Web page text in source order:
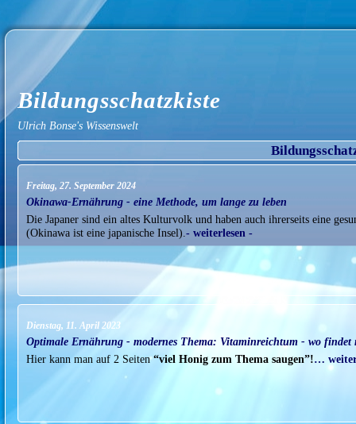
Bildungsschatzkiste
Ulrich Bonse's Wissenswelt
Freitag, 27. September 2024
Okinawa-Ernährung - eine Methode, um lange zu leben
Die Japaner sind ein altes Kulturvolk und haben auch ihrerseits eine
(Okinawa ist eine japanische Insel). - weiterlesen -
Dienstag, 11. April 2023
Optimale Ernährung - modernes Thema: Vitaminreichtum - wo findet
Hier kann man auf 2 Seiten“viel Honig zum Thema saugen”!…